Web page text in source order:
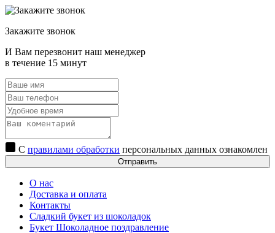
Закажите звонок
И Вам перезвонит наш менеджер
в течение 15 минут
С правилами обработки персональных данных ознакомлен
Отправить
О нас
Доставка и оплата
Контакты
Сладкий букет из шоколадок
Букет Шоколадное поздравление